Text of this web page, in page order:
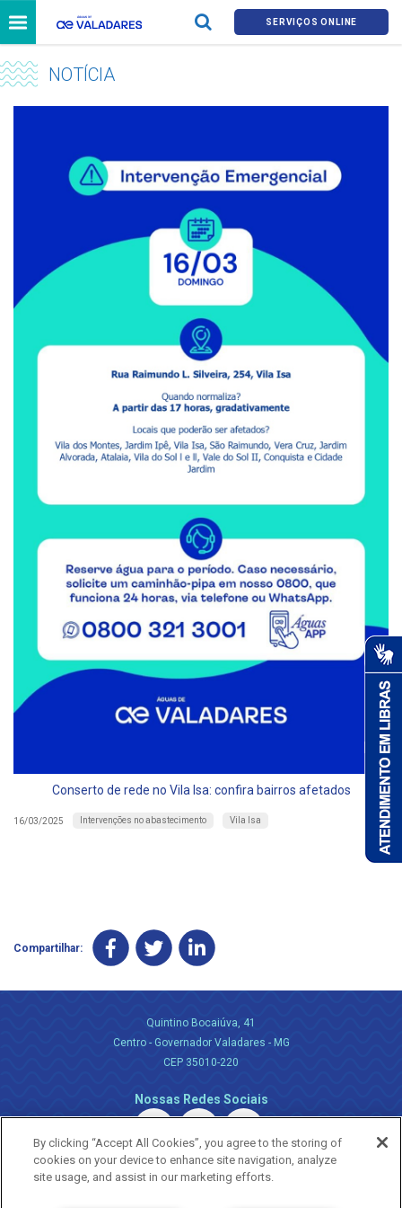
SERVIÇOS ONLINE
NOTÍCIA
Conserto de rede no Vila Isa: confira bairros afetados
16/03/2025 Intervenções no abastecimento Vila Isa
Compartilhar:
Quintino Bocaiúva, 41
Centro - Governador Valadares - MG
CEP 35010-220
Nossas Redes Sociais
By clicking “Accept All Cookies”, you agree to the storing of
cookies on your device to enhance site navigation, analyze
site usage, and assist in our marketing efforts.